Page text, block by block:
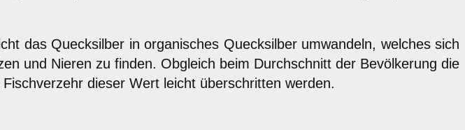
das Quecksilber in organisches Quecksilber umwandeln, welches sich
und Nieren zu finden. Obgleich beim Durchschnitt der Bevölkerung die
dieser Wert leicht überschritten werden.